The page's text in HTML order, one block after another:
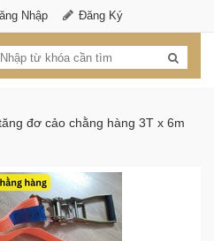
Nhập Đăng Ký
đơ cảo chằng hàng 3T x 6m